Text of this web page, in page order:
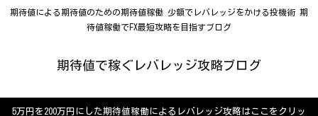
期待値による期待値のための期待値稼働 少額でレバレッジをかける投機術 期
待値稼働でFX最短攻略を目指すブログ
期待値で稼ぐレバレッジ攻略ブログ
5万円を200万円にした期待値稼働によるレバレッジ攻略はここをクリッ